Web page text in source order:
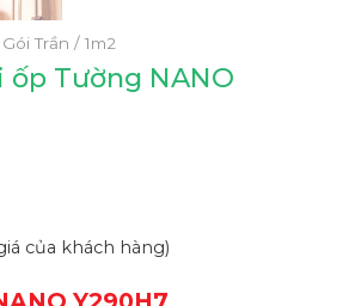
Trần / 1m2
ốp Tường NANO
của khách hàng)